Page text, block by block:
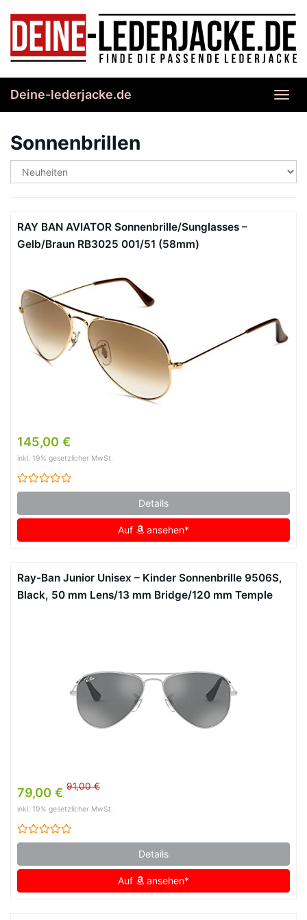
content
Deine-lederjacke.de
Sonnenbrillen
RAY BAN AVIATOR Sonnenbrille/Sunglasses –
Gelb/Braun RB3025 001/51 (58mm)
145,00 €
inkl. 19% gesetzlicher MwSt.
Details
Auf ansehen*
Ray-Ban Junior Unisex – Kinder Sonnenbrille 9506S,
Black, 50 mm Lens/13 mm Bridge/120 mm Temple
79,00 € 91,00 €
inkl. 19% gesetzlicher MwSt.
Details
Auf ansehen*